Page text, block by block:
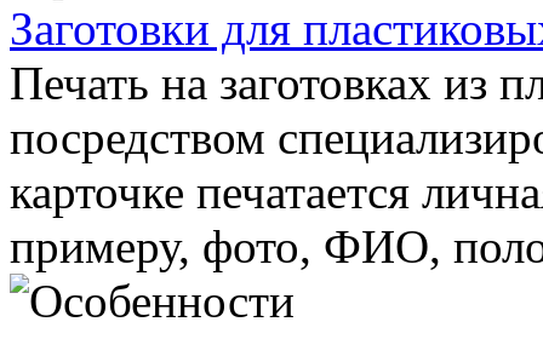
Заготовки для
Печать на заготовках из
посредством
карточке печатается
примеру, фото, ФИО,